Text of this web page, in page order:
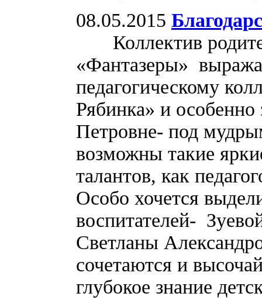
08.05.2015
Коллектив
«Фантазеры»
педагогическому
Рябинка» и
Петровне- под
возможны такие
талантов, как
Особо хочется
воспитателей-
Светланы
сочетаются и
глубокое знание